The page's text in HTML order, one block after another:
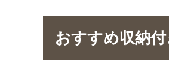
おすすめ収納